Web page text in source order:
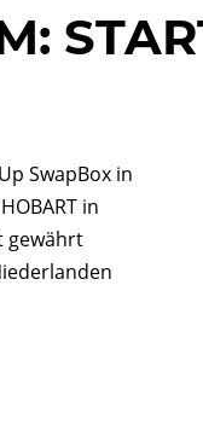
SwapBox in
in
gewährt